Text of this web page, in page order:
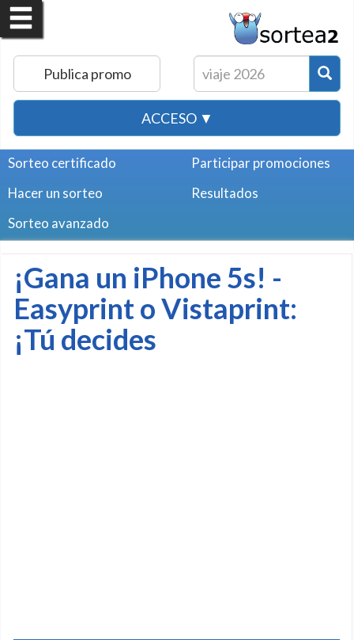
Publica promo
ACCESO ▼
Sorteo certificado
Hacer un sorteo
Sorteo avanzado
Participar promociones
Resultados
¡Gana un iPhone 5s! -
Easyprint o Vistaprint:
¡Tú decides